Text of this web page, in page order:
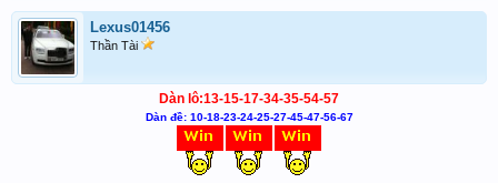
Lexus01456
Thần Tài
Dàn lô:13-15-17-34-35-54-57
Dàn đề: 10-18-23-24-25-27-45-47-56-67